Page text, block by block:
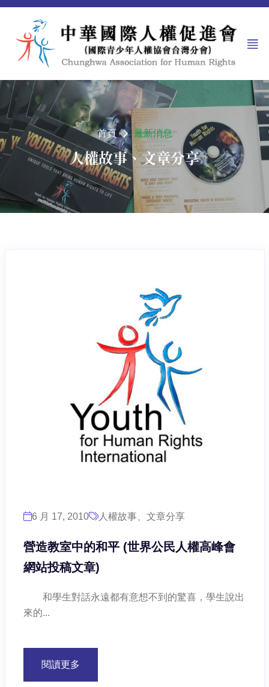
首頁 最新消息
人權故事、文章分享
6 月 17, 2010 人權故事、文章分享
營造教室中的和平 (世界公民人權高峰會
網站投稿文章)
和學生對話永遠都有意想不到的驚喜，學生說出
來的...
閱讀更多